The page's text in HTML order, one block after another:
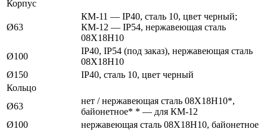
Корпус
Ø63
КМ-11 — IP40, сталь 10, цвет черный;
КМ-12 — IP54, нержавеющая сталь
08Х18Н10
Ø100
IP40, IP54 (под заказ), нержавеющая сталь
08Х18Н10
Ø150
IP40, сталь 10, цвет черный
Кольцо
Ø63
нет / нержавеющая сталь 08Х18Н10*,
байонетное* * — для КМ-12
Ø100
нержавеющая сталь 08Х18Н10, байонетное